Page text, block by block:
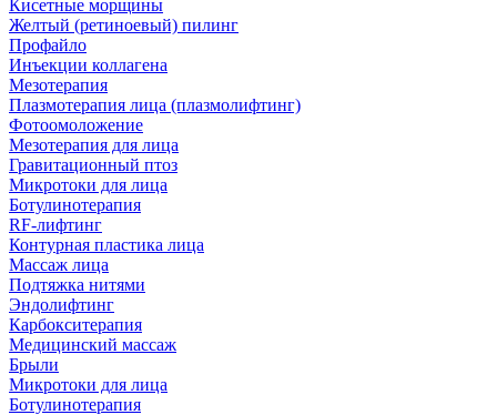
Кисетные морщины
Желтый (ретиноевый) пилинг
Профайло
Инъекции коллагена
Мезотерапия
Плазмотерапия лица (плазмолифтинг)
Фотоомоложение
Мезотерапия для лица
Гравитационный птоз
Микротоки для лица
Ботулинотерапия
RF-лифтинг
Контурная пластика лица
Массаж лица
Подтяжка нитями
Эндолифтинг
Карбокситерапия
Медицинский массаж
Брыли
Микротоки для лица
Ботулинотерапия